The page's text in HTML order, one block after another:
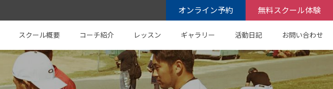
オンライン予約 無料スクール体験
スクール概要 コーチ紹介 レッスン ギャラリー 活動日記 お問い合わせ